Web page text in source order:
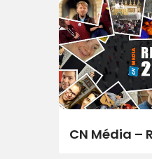
CN Média –